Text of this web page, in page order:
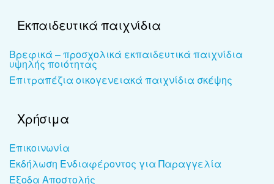
Εκπαιδευτικά παιχνίδια
Βρεφικά – προσχολικά εκπαιδευτικά παιχνίδια
υψηλής ποιότητας
Επιτραπέζια οικογενειακά παιχνίδια σκέψης
Χρήσιμα
Επικοινωνία
Εκδήλωση Ενδιαφέροντος για Παραγγελία
Έξοδα Αποστολής